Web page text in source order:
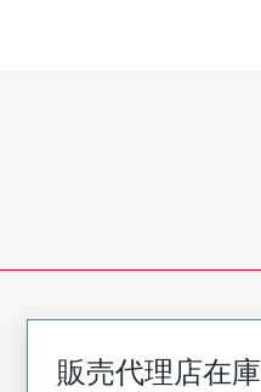
販売代理店在庫